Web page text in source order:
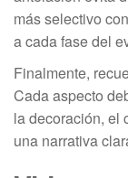
más selectivo
a cada fase del
Finalmente,
Cada aspecto
la decoración, el
una narrativa